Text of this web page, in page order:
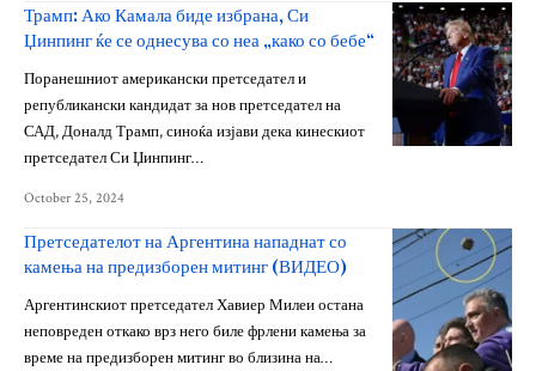
Трамп: Ако Камала биде избрана, Си
Џинпинг ќе се однесува со неа „како со бебе“
Поранешниот американски претседател и
републикански кандидат за нов претседател на
САД, Доналд Трамп, синоќа изјави дека кинескиот
претседател Си Џинпинг…
October 25, 2024
Претседателот на Аргентина нападнат со
камења на предизборен митинг (ВИДЕО)
Аргентинскиот претседател Хавиер Милеи остана
неповреден откако врз него биле фрлени камења за
време на предизборен митинг во близина на…